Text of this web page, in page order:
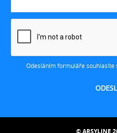
Odesláním formuláře souhlasíte
© ARSYLINE